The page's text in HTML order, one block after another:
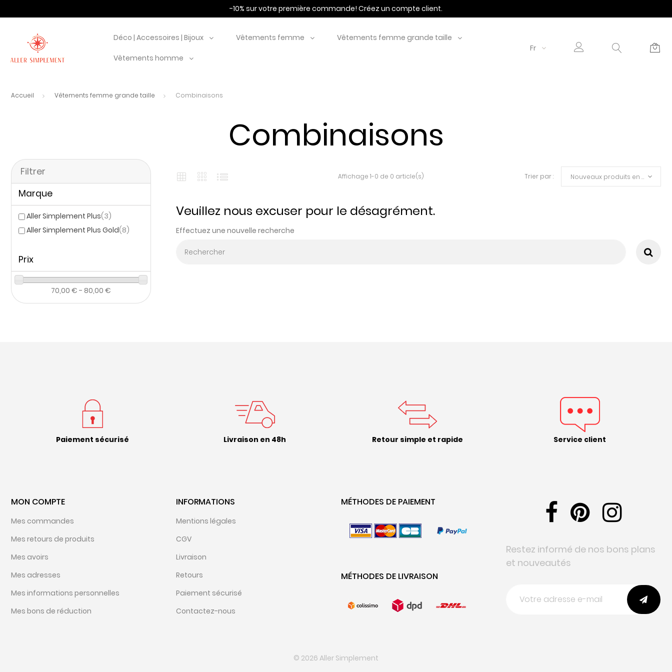
-10% sur votre première commande! Créez un compte client.
Déco | Accessoires | Bijoux Vêtements femme Vêtements femme grande taille
Vêtements homme
Fr
Accueil Vêtements femme grande taille Combinaisons
Combinaisons
Affichage 1-0 de 0 article(s) Trier par : Nouveaux produits en premier
Veuillez nous excuser pour le désagrément.
Effectuez une nouvelle recherche
Filtrer
Marque
Aller Simplement Plus(3)
Aller Simplement Plus Gold(8)
Prix
70,00 € - 80,00 €
Paiement sécurisé Livraison en 48h Retour simple et rapide Service client
MON COMPTE
Mes commandes
Mes retours de produits
Mes avoirs
Mes adresses
Mes informations personnelles
Mes bons de réduction
INFORMATIONS
Mentions légales
CGV
Livraison
Retours
Paiement sécurisé
Contactez-nous
MÉTHODES DE PAIEMENT
MÉTHODES DE LIVRAISON
Restez informé de nos bons plans
et nouveautés
© 2026 Aller Simplement